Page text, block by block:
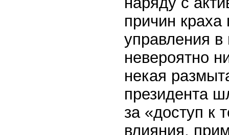
причин
управления
невероятно
некая
президента
за «доступ к
влияния,